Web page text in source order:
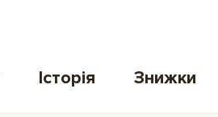
Історія Знижки